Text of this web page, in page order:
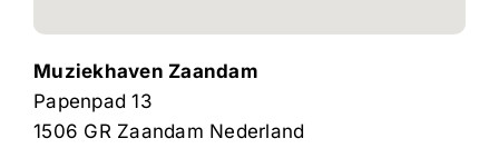
Muziekhaven Zaandam
Papenpad 13
1506 GR Zaandam Nederland